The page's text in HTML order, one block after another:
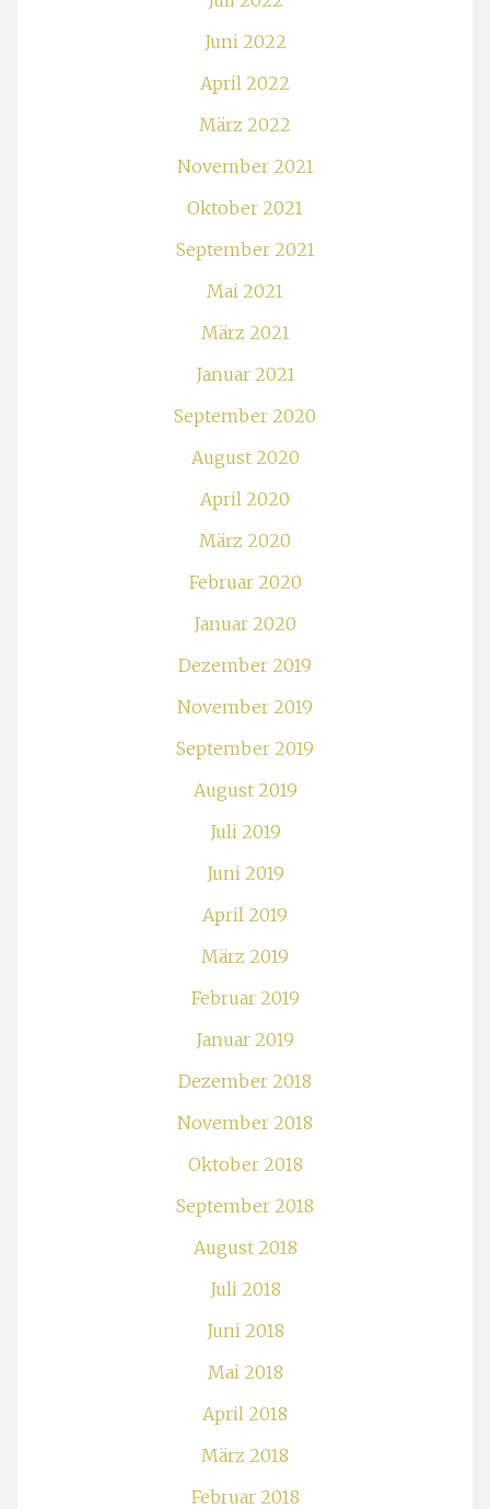
Juni 2022
April 2022
März 2022
November 2021
Oktober 2021
September 2021
Mai 2021
März 2021
Januar 2021
September 2020
August 2020
April 2020
März 2020
Februar 2020
Januar 2020
Dezember 2019
November 2019
September 2019
August 2019
Juli 2019
Juni 2019
April 2019
März 2019
Februar 2019
Januar 2019
Dezember 2018
November 2018
Oktober 2018
September 2018
August 2018
Juli 2018
Juni 2018
Mai 2018
April 2018
März 2018
Februar 2018